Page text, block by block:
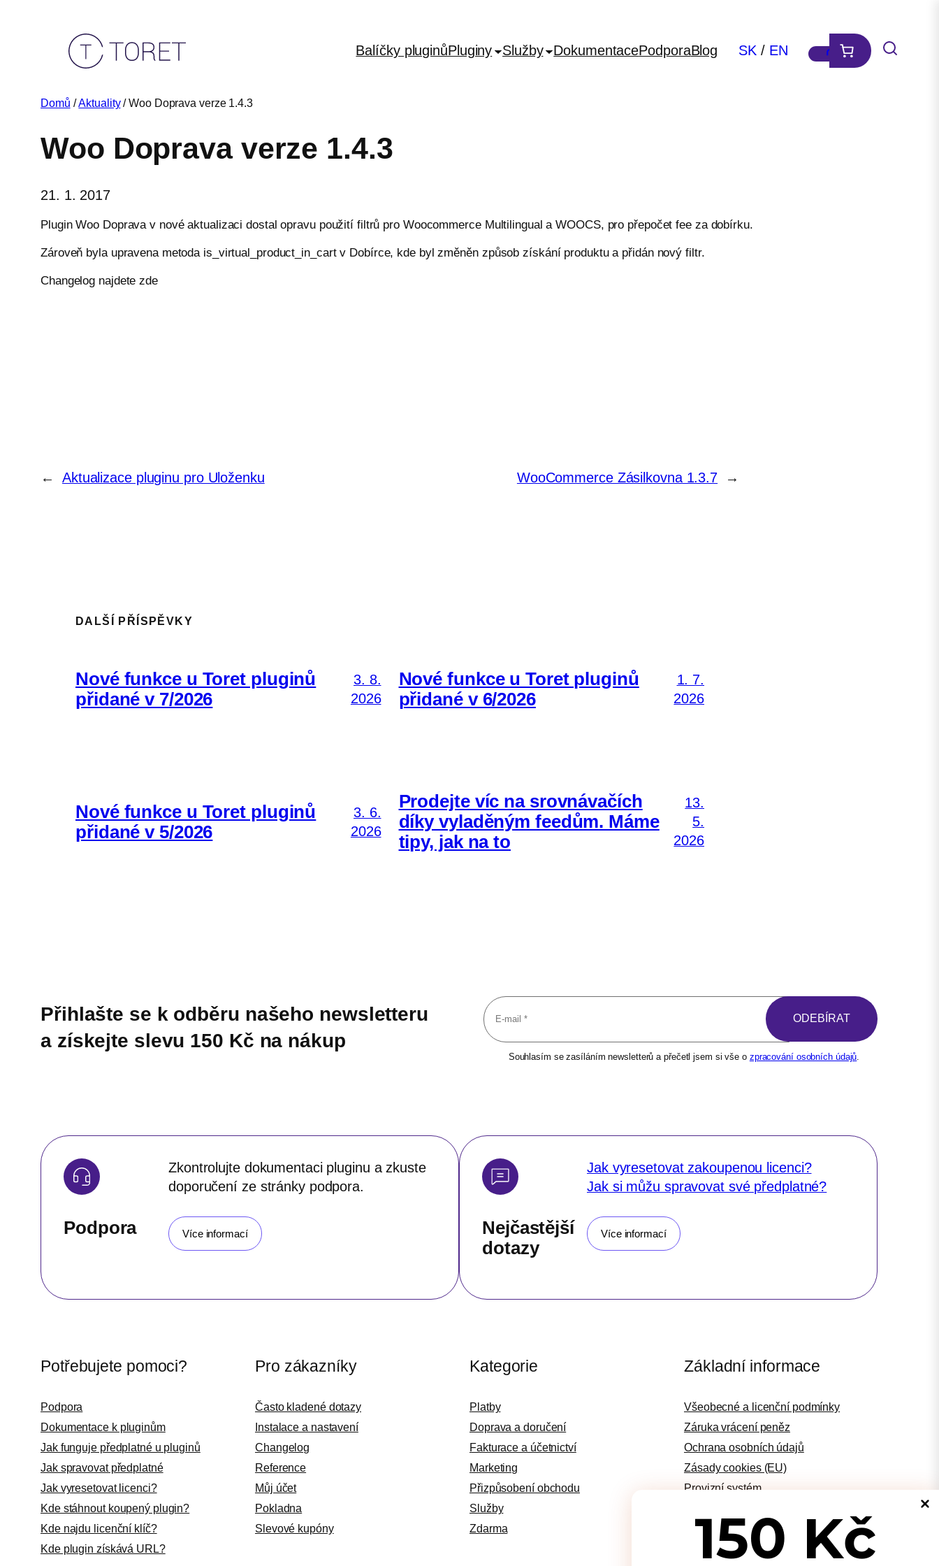
Balíčky pluginůPluginy Služby DokumentacePodporaBlog SK / EN
Domů /Aktuality/ Woo Doprava verze 1.4.3
Woo Doprava verze 1.4.3
21. 1. 2017
Plugin Woo Doprava v nové aktualizaci dostal opravu použití filtrů pro Woocommerce Multilingual a WOOCS, pro přepočet fee za dobírku.
Zároveň byla upravena metoda is_virtual_product_in_cart v Dobírce, kde byl změněn způsob získání produktu a přidán nový filtr.
Changelog najdete zde
150 Kč
← Aktualizace pluginu pro Uloženku WooCommerce Zásilkovna 1.3.7 →
DALŠÍ PŘÍSPĚVKY
Nové funkce u Toret pluginů
přidané v 7/2026
3. 8.
2026
Nové funkce u Toret pluginů
přidané v 6/2026
1. 7.
2026
Nové funkce u Toret pluginů
přidané v 5/2026
3. 6.
2026
Prodejte víc na srovnávačích
díky vyladěným feedům. Máme
tipy, jak na to
13.
5.
2026
Přihlašte se k odběru našeho newsletteru
a získejte slevu 150 Kč na nákup
Souhlasím se zasíláním newsletterů a přečetl jsem si vše o zpracování osobních údajů
Podpora
Zkontrolujte dokumentaci pluginu a zkuste
doporučení ze stránky podpora.
Více informací
Nejčastější
dotazy
Jak vyresetovat zakoupenou licenci?
Jak si můžu spravovat své předplatné?
Více informací
Potřebujete pomoci?
Podpora
Dokumentace k pluginům
Jak funguje předplatné u pluginů
Jak spravovat předplatné
Jak vyresetovat licenci?
Kde stáhnout koupený plugin?
Kde najdu licenční klíč?
Kde plugin získává URL?
Pro zákazníky
Často kladené dotazy
Instalace a nastavení
Changelog
Reference
Můj účet
Pokladna
Slevové kupóny
Kategorie
Platby
Doprava a doručení
Fakturace a účetnictví
Marketing
Přizpůsobení obchodu
Služby
Zdarma
Základní informace
Všeobecné a licenční podmínky
Záruka vrácení peněz
Ochrana osobních údajů
Zásady cookies (EU)
Provizní systém
Kontakt